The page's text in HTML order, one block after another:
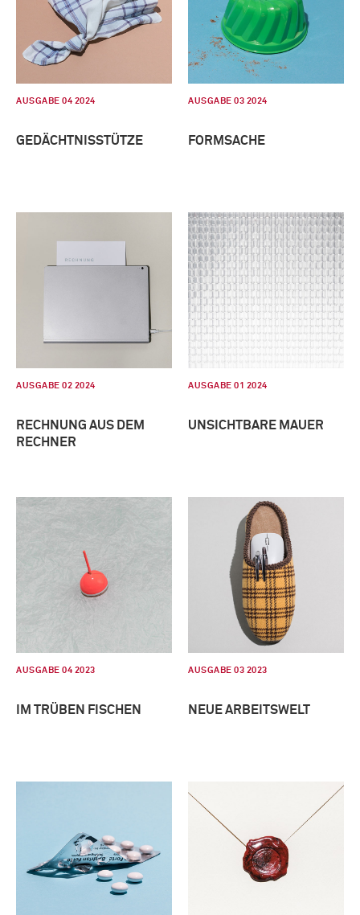
AUSGABE 04 2024
GEDÄCHTNISSTÜTZE
AUSGABE 03 2024
FORMSACHE
AUSGABE 02 2024
RECHNUNG AUS DEM
RECHNER
AUSGABE 01 2024
UNSICHTBARE MAUER
AUSGABE 04 2023
IM TRÜBEN FISCHEN
AUSGABE 03 2023
NEUE ARBEITSWELT